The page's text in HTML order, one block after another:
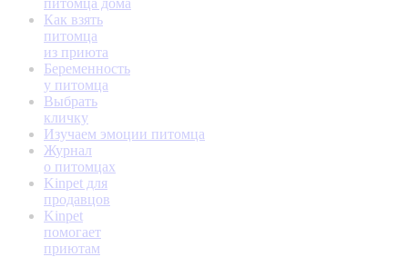
питомца дома
Как взять
питомца
из приюта
Беременность
у питомца
Выбрать
кличку
Изучаем эмоции питомца
Журнал
о питомцах
Kinpet для
продавцов
Kinpet
помогает
приютам